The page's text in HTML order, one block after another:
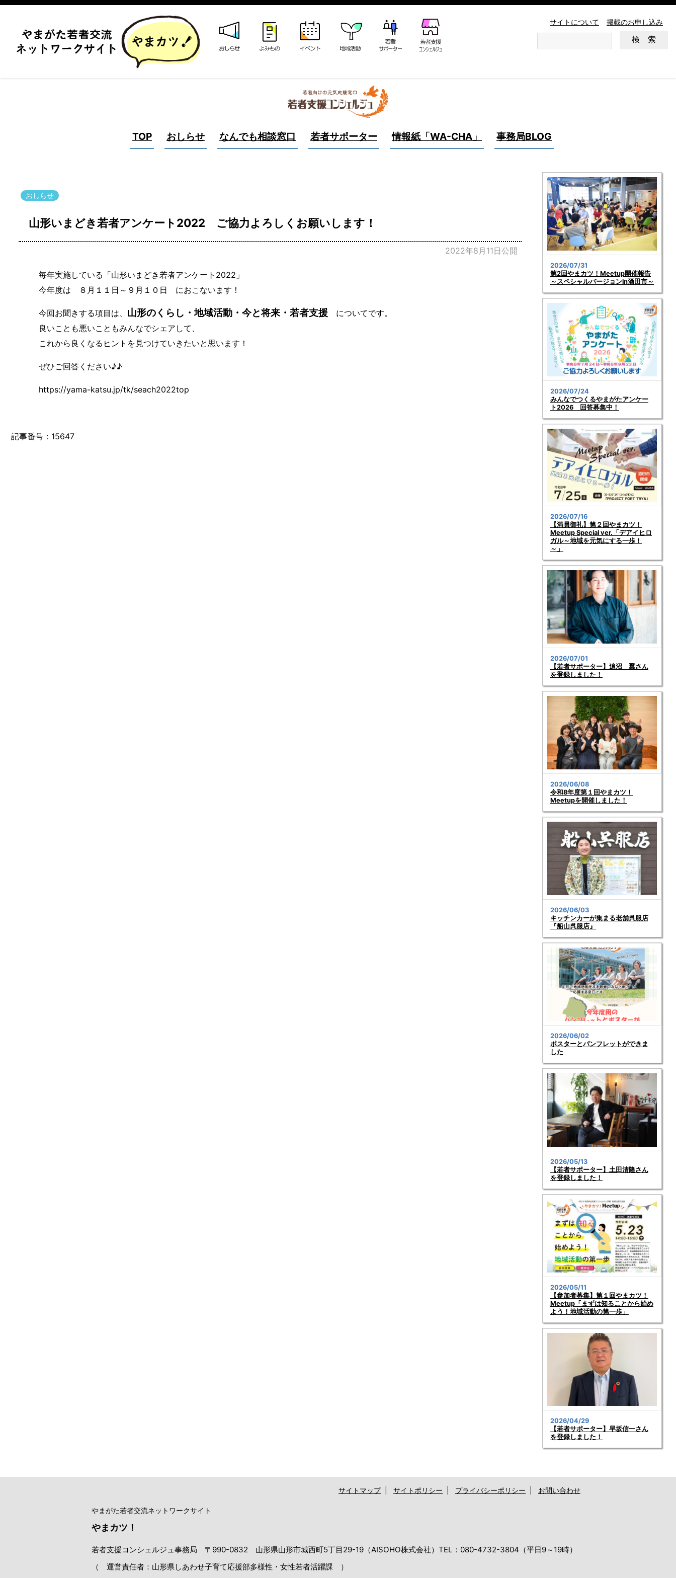
サイトについて 掲載のお申し込み
TOP おしらせ なんでも相談窓口 若者サポーター 情報紙「WA-CHA」 事務局BLOG
おしらせ
山形いまどき若者アンケート2022 ご協力よろしくお願いします！
2022年8月11日公開
毎年実施している「山形いまどき若者アンケート2022」
今年度は ８月１１日～９月１０日 におこないます！
今回お聞きする項目は、 山形のくらし・地域活動・今と将来・若者支援 についてです。
良いことも悪いこともみんなでシェアして、
これから良くなるヒントを見つけていきたいと思います！
ぜひご回答ください♪♪
https://yama-katsu.jp/tk/seach2022top
記事番号：15647
2026/07/31
第2回やまカツ！Meetup開催報告
～スペシャルバージョンin酒田市～
2026/07/24
みんなでつくるやまがたアンケー
ト2026 回答募集中！
2026/07/16
【満員御礼】第２回やまカツ！
Meetup Special ver.「デアイヒロ
ガル～地域を元気にする一歩！
～」
2026/07/01
【若者サポーター】追沼 翼さん
を登録しました！
2026/06/08
令和8年度第１回やまカツ！
Meetupを開催しました！
2026/06/03
キッチンカーが集まる老舗呉服店
『船山呉服店』
2026/06/02
ポスターとパンフレットができま
した
2026/05/13
【若者サポーター】土田清隆さん
を登録しました！
2026/05/11
【参加者募集】第１回やまカツ！
Meetup「まずは知ることから始め
よう！地域活動の第一歩」
2026/04/29
【若者サポーター】早坂信一さん
を登録しました！
サイトマップ サイトポリシー プライバシーポリシー お問い合わせ
やまがた若者交流ネットワークサイト
やまカツ！
若者支援コンシェルジュ事務局 〒990-0832 山形県山形市城西町5丁目29-19（AISOHO株式会社）TEL：080-4732-3804（平日9～19時）
（ 運営責任者：山形県しあわせ子育て応援部多様性・女性若者活躍課 ）